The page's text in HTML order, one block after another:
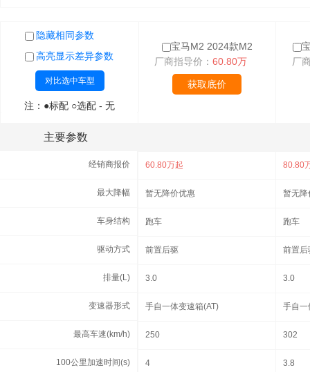
隐藏相同参数
高亮显示差异参数
对比选中车型
注：●标配 ○选配 - 无
宝马M2 2024款M2
厂商指导价： 60.80万
获取底价
厂
隐藏相同参数
高亮显示差异参数
对比选中车型
注：●标配 ○选配 - 无
主要参数
经销商报价 60.80万起 80.80
最大降幅 暂无降价优惠 暂无降
车身结构 跑车 跑车
驱动方式 前置后驱 前置后
排量(L) 3.0 3.0
变速器形式 手自一体变速箱(AT) 手自一
最高车速(km/h) 250 302
100公里加速时间(s) 4 3.8
主要参数
经销商报价
最大降幅
车身结构
驱动方式
排量(L)
变速器形式
最高车速(km/h)
100公里加速时间(s)